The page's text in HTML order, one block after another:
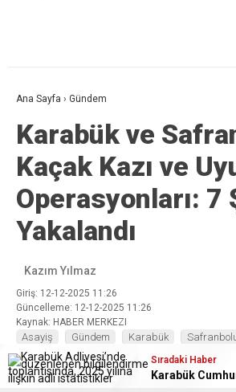
Sıradaki Haber
Ana Sayfa › Gündem
Karabük ve
Kaçak Kazı ve
Operasyonları: 7
Yakalandı
Kazım Yılmaz
Giriş: 12-12-2025 11:26
Güncelleme: 12-12-2025 11:26
Kaynak: HABER MERKEZI
Asayiş Gündem Karabük